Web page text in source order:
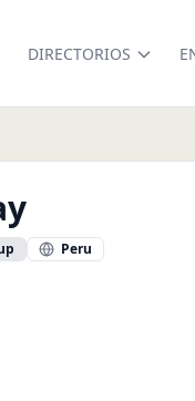
DIRECTORIOS
Peru